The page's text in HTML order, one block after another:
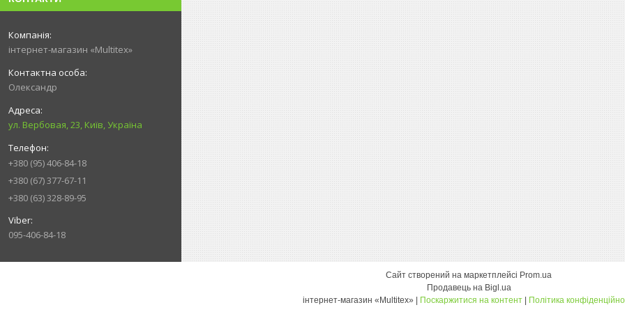
інтернет-магазин «Multitex»
Олександр
ул. Вербовая, 23, Київ, Україна
+380 (95) 406-84-18
+380 (67) 377-67-11
+380 (63) 328-89-95
095-406-84-18
Сайт створений на маркетплейсі Prom.ua
Продавець на Bigl.ua
Поскаржитися на контент Політика